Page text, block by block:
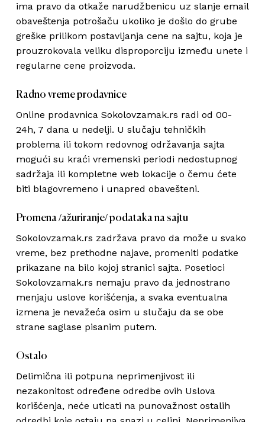
ima pravo da otkaže narudžbenicu uz slanje email
obaveštenja potrošaču ukoliko je došlo do grube
greške prilikom postavljanja cene na sajtu, koja je
prouzrokovala veliku disproporciju između unete i
regularne cene proizvoda.
Radno vreme prodavnice
Online prodavnica Sokolovzamak.rs radi od 00-
24h, 7 dana u nedelji. U slučaju tehničkih
problema ili tokom redovnog održavanja sajta
mogući su kraći vremenski periodi nedostupnog
sadržaja ili kompletne web lokacije o čemu ćete
biti blagovremeno i unapred obavešteni.
Promena /ažuriranje/ podataka na sajtu
Sokolovzamak.rs zadržava pravo da može u svako
vreme, bez prethodne najave, promeniti podatke
prikazane na bilo kojoj stranici sajta. Posetioci
Sokolovzamak.rs nemaju pravo da jednostrano
menjaju uslove korišćenja, a svaka eventualna
izmena je nevažeća osim u slučaju da se obe
strane saglase pisanim putem.
Ostalo
Delimična ili potpuna neprimenjivost ili
nezakonitost određene odredbe ovih Uslova
korišćenja, neće uticati na punovažnost ostalih